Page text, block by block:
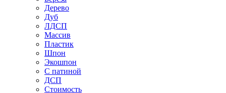
Дерево
Дуб
ЛДСП
Массив
Пластик
Шпон
Экошпон
С патиной
ДСП
Стоимость